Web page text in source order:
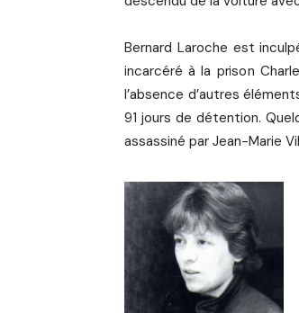
Bernard Laroche est
incarcéré à la prison
l’absence d’autres
91 jours de détention.
assassiné par Jean-Marie